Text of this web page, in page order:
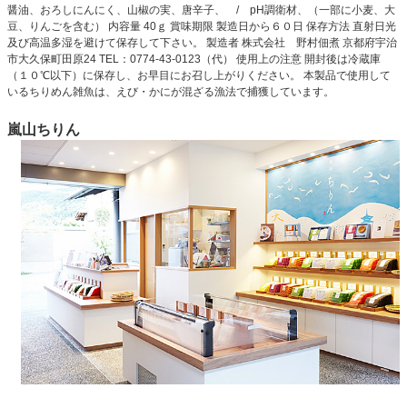
醤油、おろしにんにく、山椒の実、唐辛子、 / pH調衛材、（一部に小麦、大
豆、りんごを含む） 内容量 40ｇ 賞味期限 製造日から６０日 保存方法 直射日光
及び高温多湿を避けて保存して下さい。 製造者 株式会社 野村佃煮 京都府宇治
市大久保町田原24 TEL：0774-43-0123（代） 使用上の注意 開封後は冷蔵庫
（１０℃以下）に保存し、お早目にお召し上がりください。 本製品で使用して
いるちりめん雑魚は、えび・かにが混ざる漁法で捕獲しています。
嵐山ちりん